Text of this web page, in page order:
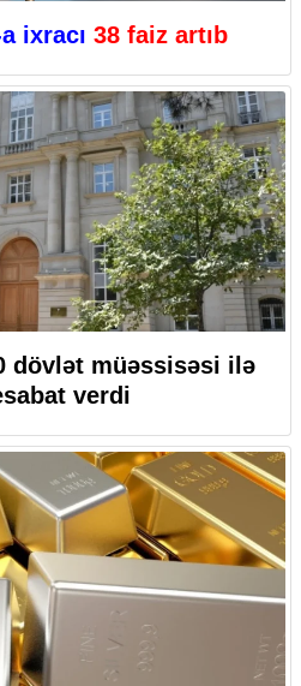
ixracı 38 faiz artıb
dövlət müəssisəsi ilə
verdi